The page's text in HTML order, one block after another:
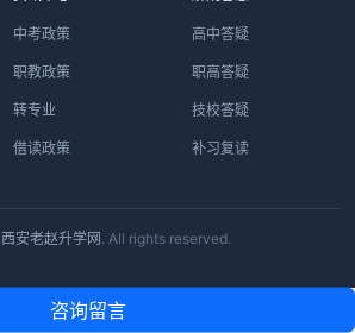
中考政策
职教政策
转专业
借读政策
高中答疑
职高答疑
技校答疑
补习复读
西安老赵升学网 . All rights reserved.
咨询留言